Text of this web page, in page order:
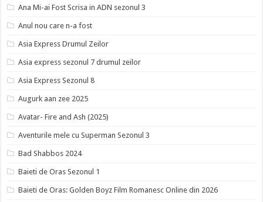
Ana Mi-ai Fost Scrisa in ADN sezonul 3
Anul nou care n-a fost
Asia Express Drumul Zeilor
Asia express sezonul 7 drumul zeilor
Asia Express Sezonul 8
Augurk aan zee 2025
Avatar- Fire and Ash (2025)
Aventurile mele cu Superman Sezonul 3
Bad Shabbos 2024
Baieti de Oras Sezonul 1
Baieti de Oras: Golden Boyz Film Romanesc Online din 2026